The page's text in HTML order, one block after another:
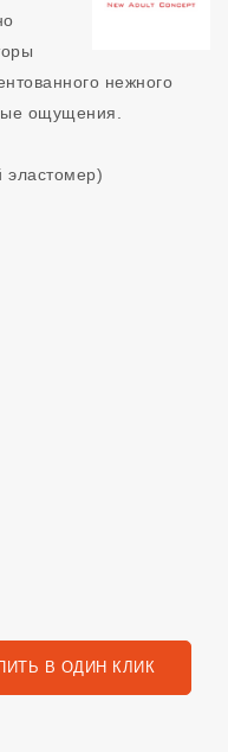
нежного
ощущения.
эластомер)
В ОДИН КЛИК